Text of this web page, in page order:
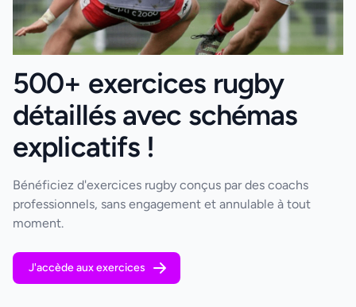
500+ exercices rugby
détaillés avec schémas
explicatifs !
Bénéficiez d'exercices rugby conçus par des coachs
professionnels, sans engagement et annulable à tout
moment.
J'accède aux exercices